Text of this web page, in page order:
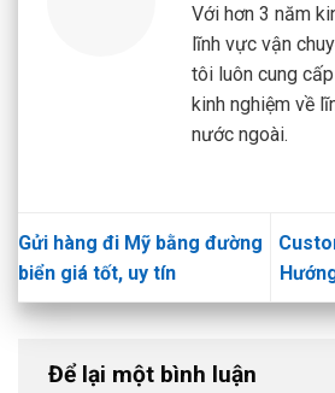
Với hơn 3 năm
lĩnh vực vận
tôi luôn cung
kinh nghiệm về
nước ngoài.
Gửi hàng đi Mỹ bằng đường
biển giá tốt, uy tín
Để lại một bình luận